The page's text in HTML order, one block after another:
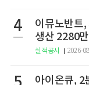
4
이뮤노반트
생산 2280
실적공시 2026-
아이온큐, 2